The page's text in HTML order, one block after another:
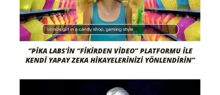
“PIKA LABS’IN “FIKIRDEN VIDEO” PLATFORMU ILE
KENDI YAPAY ZEKA HIKAYELERINIZI YÖNLENDIRIN”